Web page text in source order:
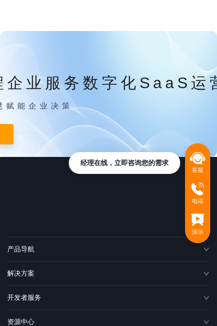
企业服务数字化SaaS运
赋能企业决策
产品导航
解决方案
开发者服务
资源中心
客服
电话
演示
经理在线，立即咨询您的需求